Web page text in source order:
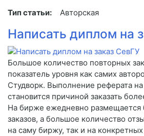
Тип статьи: Авторская
Написать диплом на
Большое количество повторных
показатель уровня как самих
Студворк. Выполнение реферата
становится причиной заказать
На бирже ежедневно размещается
заказов, а большое количество
на саму биржу, так и на